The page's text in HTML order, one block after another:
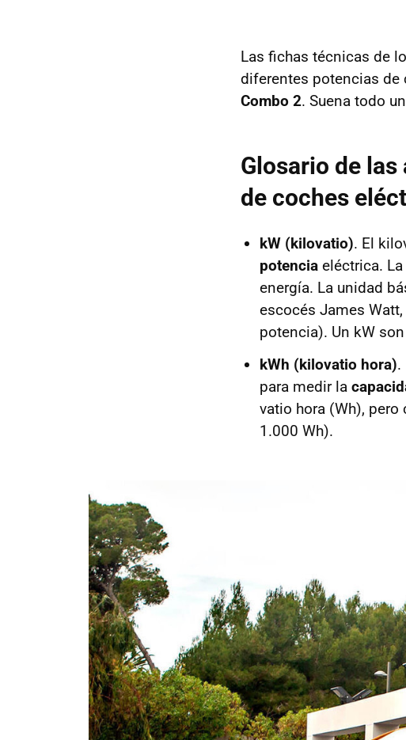
Las fichas técnicas de
diferentes potencias de
Combo 2. Suena todo
Glosario de
de coches
kW (kilovatio). El
potencia eléctrica.
energía. La unidad
escocés James
potencia). Un kW
kWh (kilovatio hora).
para medir la
vatio hora (Wh),
1.000 Wh).